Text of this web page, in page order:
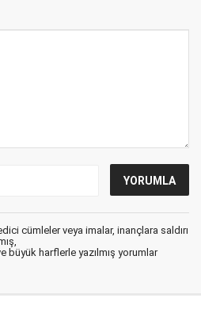
cümleler veya imalar, inançlara saldırı
büyük harflerle yazılmış yorumlar